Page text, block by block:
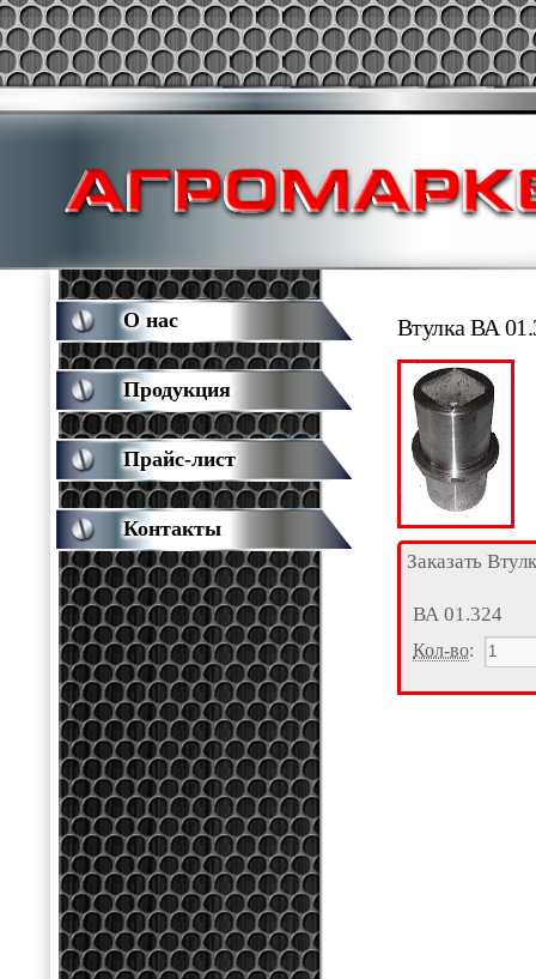
Втулка ВА
Заказать
ВА 01.324
Кол-во:
О нас
Продукция
Прайс-лист
Контакты